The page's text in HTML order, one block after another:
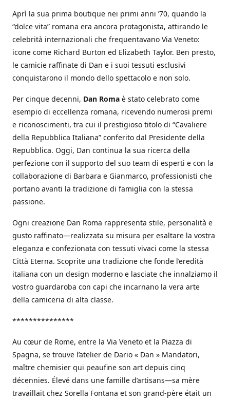
Aprì la sua prima boutique nei primi anni ’70, quando la
“dolce vita” romana era ancora protagonista, attirando le
celebrità internazionali che frequentavano Via Veneto:
icone come Richard Burton ed Elizabeth Taylor. Ben presto,
le camicie raffinate di Dan e i suoi tessuti esclusivi
conquistarono il mondo dello spettacolo e non solo.
Per cinque decenni, Dan Roma è stato celebrato come
esempio di eccellenza romana, ricevendo numerosi premi
e riconoscimenti, tra cui il prestigioso titolo di “Cavaliere
della Repubblica Italiana” conferito dal Presidente della
Repubblica. Oggi, Dan continua la sua ricerca della
perfezione con il supporto del suo team di esperti e con la
collaborazione di Barbara e Gianmarco, professionisti che
portano avanti la tradizione di famiglia con la stessa
passione.
Ogni creazione Dan Roma rappresenta stile, personalità e
gusto raffinato—realizzata su misura per esaltare la vostra
eleganza e confezionata con tessuti vivaci come la stessa
Città Eterna. Scoprite una tradizione che fonde l’eredità
italiana con un design moderno e lasciate che innalziamo il
vostro guardaroba con capi che incarnano la vera arte
della camiceria di alta classe.
***************
Au cœur de Rome, entre la Via Veneto et la Piazza di
Spagna, se trouve l’atelier de Dario « Dan » Mandatori,
maître chemisier qui peaufine son art depuis cinq
décennies. Élevé dans une famille d’artisans—sa mère
travaillait chez Sorella Fontana et son grand-père était un